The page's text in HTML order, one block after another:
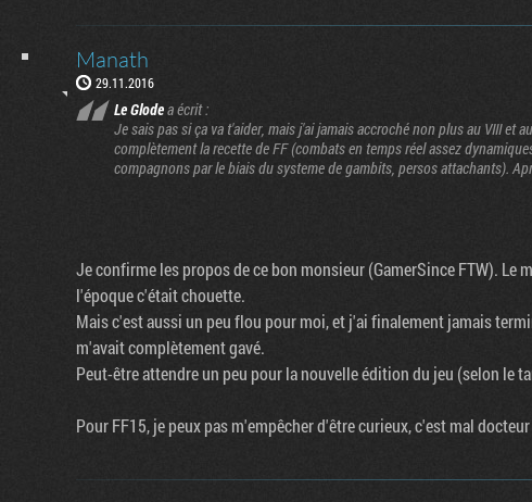
Manath
29.11.2016
Le Glodea écrit :
Je sais pas si ça va t'aider, mais j'ai jamais accroché non plus au VIII et
complètement la recette de FF (combats en temps réel assez
compagnons par le biais du systeme de gambits, persos attachants).
Je confirme les propos de ce bon monsieur (GamerSince FTW).
l'époque c'était chouette.
Mais c'est aussi un peu flou pour moi, et j'ai finalement jamais
m'avait complètement gavé.
Peut-être attendre un peu pour la nouvelle édition du jeu (selon le
Pour FF15, je peux pas m'empêcher d'être curieux, c'est mal